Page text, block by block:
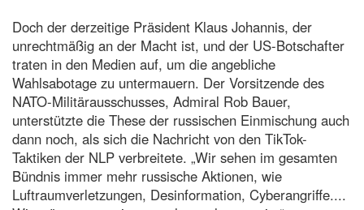
Doch der derzeitige Präsident Klaus Johannis, der
unrechtmäßig an der Macht ist, und der US-Botschafter
traten in den Medien auf, um die angebliche
Wahlsabotage zu untermauern. Der Vorsitzende des
NATO-Militärausschusses, Admiral Rob Bauer,
unterstützte die These der russischen Einmischung auch
dann noch, als sich die Nachricht von den TikTok-
Taktiken der NLP verbreitete. „Wir sehen im gesamten
Bündnis immer mehr russische Aktionen, wie
Luftraumverletzungen, Desinformation, Cyberangriffe....